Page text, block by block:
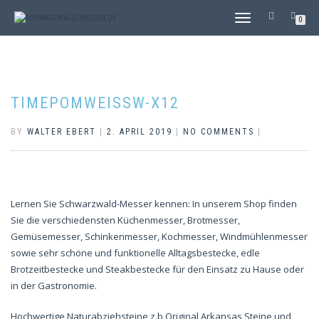
TOGGLE
0
TIMEPOMWEISSW-X12
BY WALTER EBERT 2. APRIL 2019 NO COMMENTS
Lernen Sie Schwarzwald-Messer kennen: In unserem Shop finden
Sie die verschiedensten Küchenmesser, Brotmesser,
Gemüsemesser, Schinkenmesser, Kochmesser, Windmühlenmesser
sowie sehr schöne und funktionelle Alltagsbestecke, edle
Brotzeitbestecke und Steakbestecke für den Einsatz zu Hause oder
in der Gastronomie.
Hochwertige Naturabziehsteine z.b Original Arkansas Steine und